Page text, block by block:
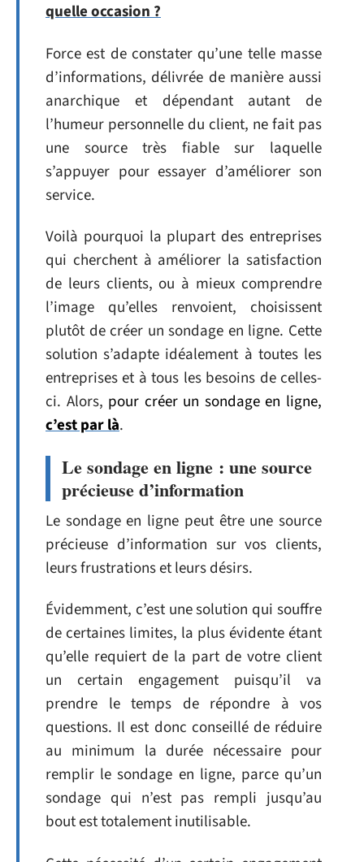
quelle occasion ?
Force est de constater qu’une telle masse
d’informations, délivrée de manière aussi
anarchique et dépendant autant de
l’humeur personnelle du client, ne fait pas
une source très fiable sur laquelle
s’appuyer pour essayer d’améliorer son
service.
Voilà pourquoi la plupart des entreprises
qui cherchent à améliorer la satisfaction
de leurs clients, ou à mieux comprendre
l’image qu’elles renvoient, choisissent
plutôt de créer un sondage en ligne. Cette
solution s’adapte idéalement à toutes les
entreprises et à tous les besoins de celles-
ci. Alors, pour créer un sondage en ligne,
c’est par là.
Le sondage en ligne : une source
précieuse d’information
Le sondage en ligne peut être une source
précieuse d’information sur vos clients,
leurs frustrations et leurs désirs.
Évidemment, c’est une solution qui souffre
de certaines limites, la plus évidente étant
qu’elle requiert de la part de votre client
un certain engagement puisqu’il va
prendre le temps de répondre à vos
questions. Il est donc conseillé de réduire
au minimum la durée nécessaire pour
remplir le sondage en ligne, parce qu’un
sondage qui n’est pas rempli jusqu’au
bout est totalement inutilisable.